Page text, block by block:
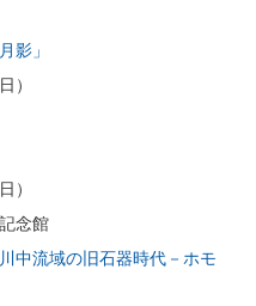
影」
）
）
念館
中流域の旧石器時代－ホモ